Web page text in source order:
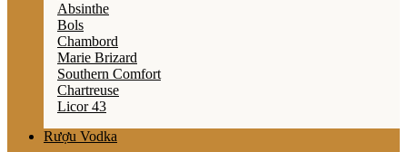
Absinthe
Bols
Chambord
Marie Brizard
Southern Comfort
Chartreuse
Licor 43
Rượu Vodka